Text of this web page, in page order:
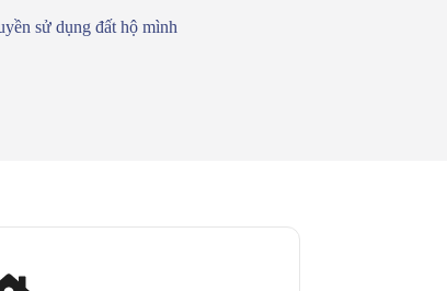
sử dụng đất hộ mình